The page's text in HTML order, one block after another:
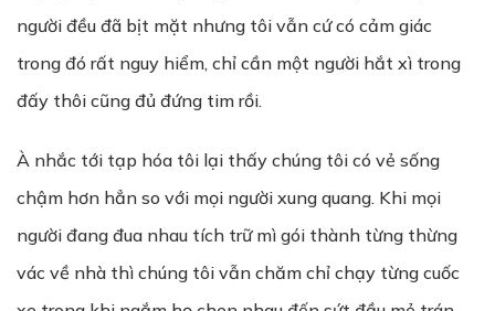
người đều đã bịt mặt nhưng tôi vẫn cứ có cảm giác
trong đó rất nguy hiểm, chỉ cần một người hắt xì trong
đấy thôi cũng đủ đứng tim rồi.
À nhắc tới tạp hóa tôi lại thấy chúng tôi có vẻ sống
chậm hơn hẳn so với mọi người xung quang. Khi mọi
người đang đua nhau tích trữ mì gói thành từng thừng
vác về nhà thì chúng tôi vẫn chăm chỉ chạy từng cuốc